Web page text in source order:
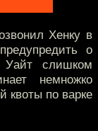
Хенку в
о
Уайт слишком
немножко
квоты по варке